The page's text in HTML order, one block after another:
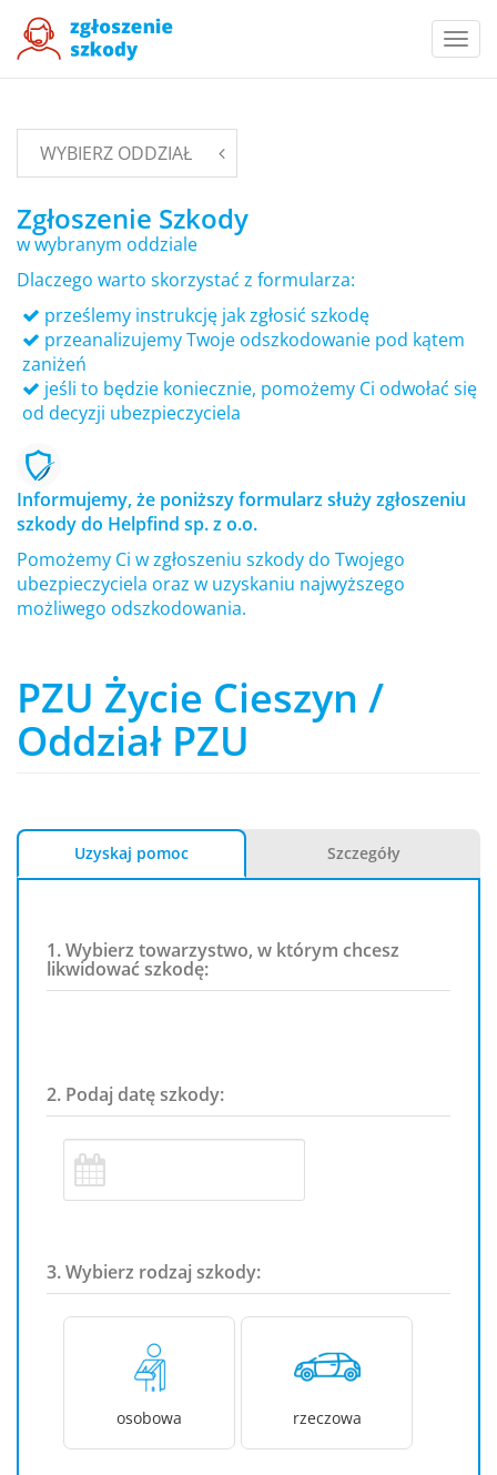
WYBIERZ ODDZIAŁ
Zgłoszenie Szkody
w wybranym oddziale
Dlaczego warto skorzystać z formularza:
prześlemy instrukcję jak zgłosić szkodę
przeanalizujemy Twoje odszkodowanie pod kątem
zaniżeń
jeśli to będzie koniecznie, pomożemy Ci odwołać się
od decyzji ubezpieczyciela
Informujemy, że poniższy formularz służy zgłoszeniu
szkody do Helpfind sp. z o.o.
Pomożemy Ci w zgłoszeniu szkody do Twojego
ubezpieczyciela oraz w uzyskaniu najwyższego
możliwego odszkodowania.
PZU Życie Cieszyn /
Oddział PZU
Uzyskaj pomoc Szczegóły
1. Wybierz towarzystwo, w którym chcesz
likwidować szkodę:
2. Podaj datę szkody:
3. Wybierz rodzaj szkody:
osobowa rzeczowa